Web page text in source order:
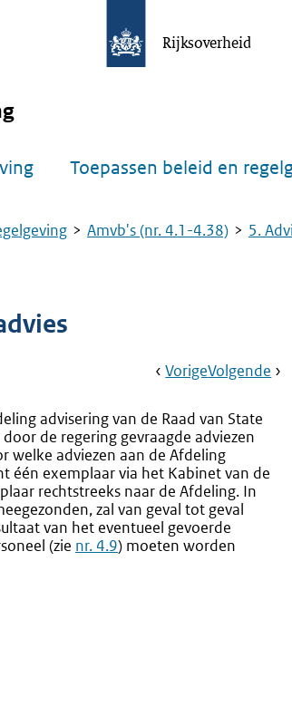
Rijksoverheid
Toepassen beleid en
Amvb's (nr. 4.1-4.38)
5.
Book
Ga
VorigePagina:
Van
De
Bij
De
Raad
Van
Ga
Volgende
advisering van de Raad van State
de regering gevraagde adviezen
welke adviezen aan de Afdeling
één exemplaar via het Kabinet van de
rechtstreeks naar de Afdeling. In
zal van geval tot geval
van het eventueel gevoerde
(zie nr. 4.9) moeten worden